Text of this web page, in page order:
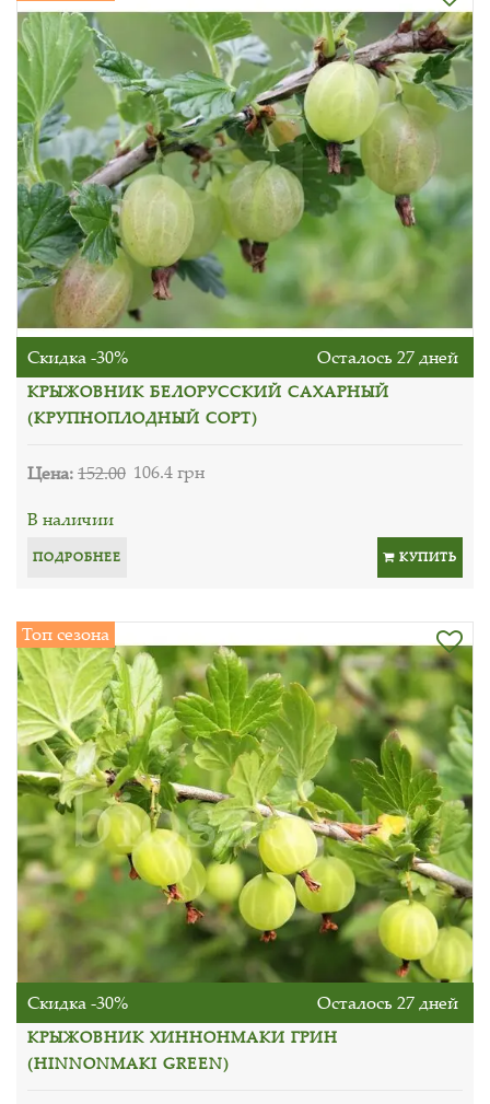
Скидка -30% Осталось 27 дней
КРЫЖОВНИК БЕЛОРУССКИЙ САХАРНЫЙ
(КРУПНОПЛОДНЫЙ СОРТ)
Цена:152.00 106.4 грн
В наличии
ПОДРОБНЕЕ КУПИТЬ
Топ сезона
Скидка -30% Осталось 27 дней
КРЫЖОВНИК ХИННОНМАКИ ГРИН
(HINNONMAKI GREEN)